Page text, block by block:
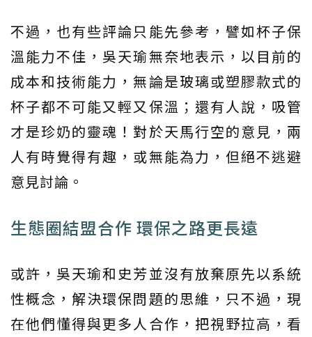
不過，也有些評論只能先參考，譬如杯子保
溫能力不佳，吳天瑜無奈地表示，以目前的
成本和技術能力，無論是玻璃或塑膠款式的
杯子都不可能又輕又保溫；還有人說，吸管
才是珍奶的靈魂！對於天馬行空的意見，兩
人有時覺得有趣，或無能為力，但絕不逃避
意見討論。
生態圈結盟合作 環保之路更長遠
或許，吳天瑜和史芳並沒有放棄原先以系統
性概念，解決環保問題的思維，只不過，現
在他們懂得與更多人合作，把視野拉高，看